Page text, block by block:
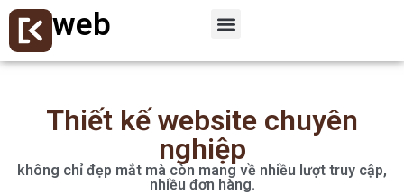
web
Thiết kế website chuyên
nghiệp
không chỉ đẹp mắt mà còn mang về nhiều lượt truy cập,
nhiều đơn hàng.